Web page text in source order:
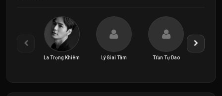
La Trọng Khiêm Lý Giai Tâm Trần Tự Dao